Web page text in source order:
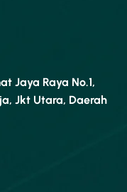
Jaya Raya No.1,
Jkt Utara, Daerah